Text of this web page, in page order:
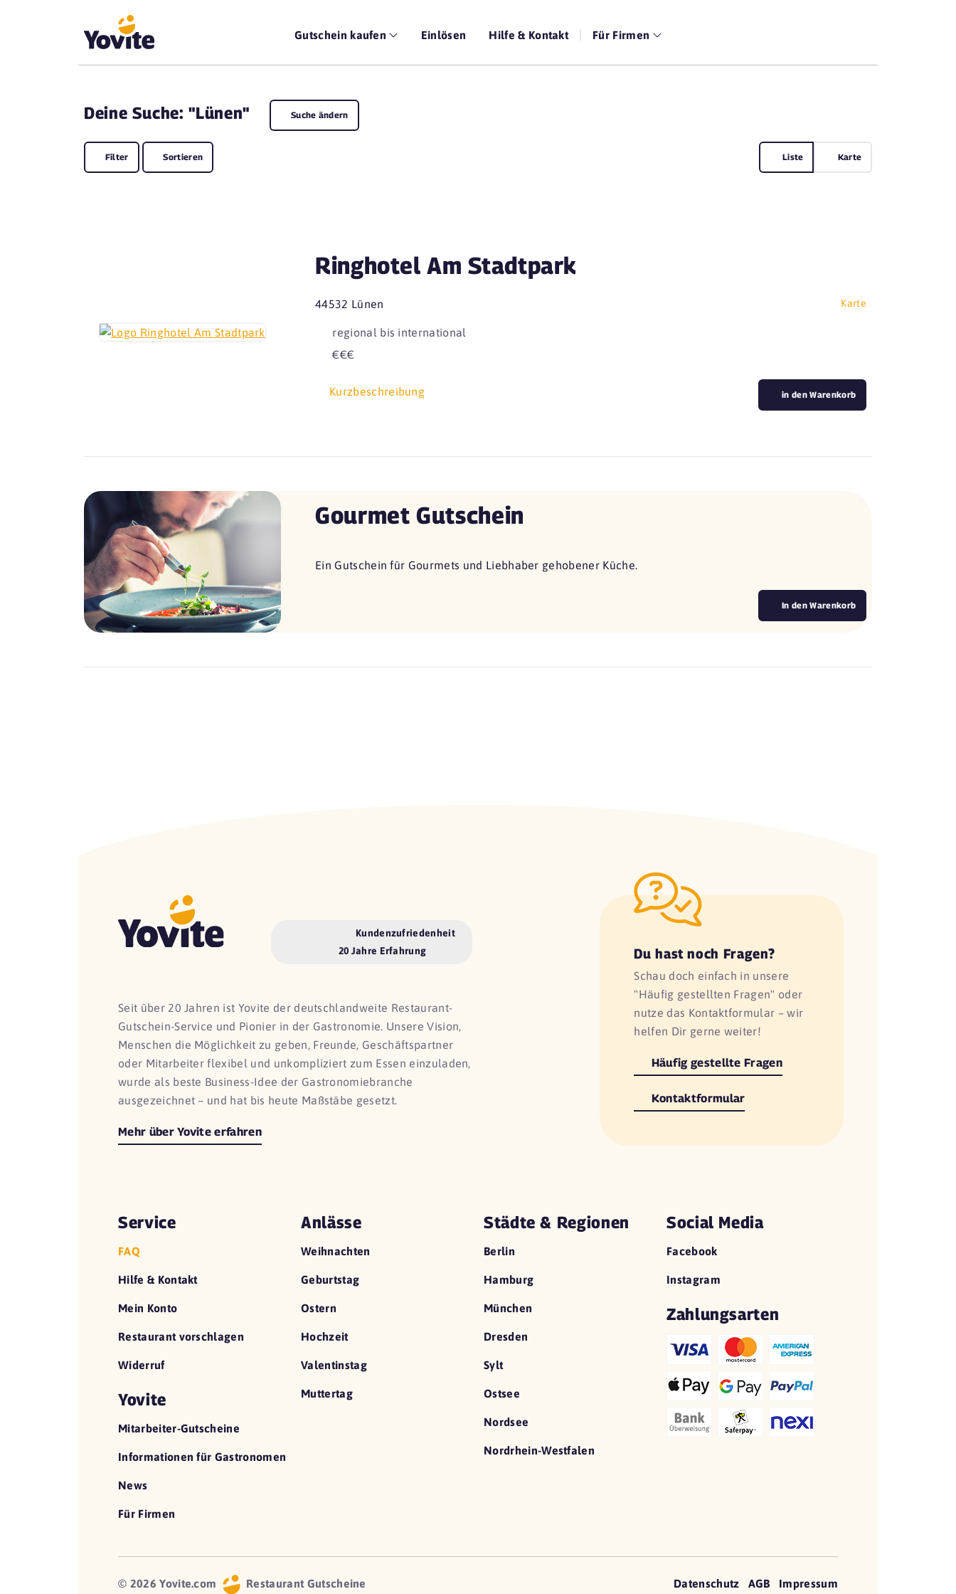
Gutschein kaufen Einlösen Hilfe & Kontakt Für Firmen
Deine Suche: "Lünen" Suche ändern
Filter Sortieren Liste Karte
Ringhotel Am Stadtpark
44532 Lünen Karte
regional bis international
€€€
Kurzbeschreibung in den Warenkorb
Gourmet Gutschein
Ein Gutschein für Gourmets und Liebhaber gehobener Küche.
In den Warenkorb
Kundenzufriedenheit
20 Jahre Erfahrung
Seit über 20 Jahren ist Yovite der deutschlandweite Restaurant-
Gutschein-Service und Pionier in der Gastronomie. Unsere Vision,
Menschen die Möglichkeit zu geben, Freunde, Geschäftspartner
oder Mitarbeiter flexibel und unkompliziert zum Essen einzuladen,
wurde als beste Business-Idee der Gastronomiebranche
ausgezeichnet – und hat bis heute Maßstäbe gesetzt.
Mehr über Yovite erfahren
Du hast noch Fragen?
Schau doch einfach in unsere
"Häufig gestellten Fragen" oder
nutze das Kontaktformular – wir
helfen Dir gerne weiter!
Häufig gestellte Fragen
Kontaktformular
Service
FAQ
Hilfe & Kontakt
Mein Konto
Restaurant vorschlagen
Widerruf
Yovite
Mitarbeiter-Gutscheine
Informationen für Gastronomen
News
Für Firmen
Anlässe
Weihnachten
Geburtstag
Ostern
Hochzeit
Valentinstag
Muttertag
Städte & Regionen
Berlin
Hamburg
München
Dresden
Sylt
Ostsee
Nordsee
Nordrhein-Westfalen
Social Media
Facebook
Instagram
Zahlungsarten
© 2026 Yovite.com Restaurant Gutscheine Datenschutz AGB Impressum